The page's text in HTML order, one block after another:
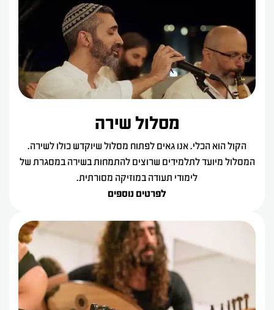
מסלול שירה
הקול הוא הכלי. אנו גאים לפתוח מסלול שיוקדש כולו לשירה.
המסלול מיועד לתלמידים שרוצים להתמחות בשירה במסגרת של
לימודי תעודה במוזיקה מסורתית.
לפרטים נוספים